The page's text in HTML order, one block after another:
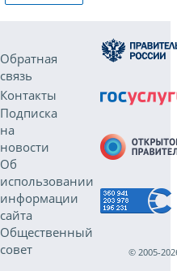
Обратная
связь
Контакты
Подписка
на
новости
Об
использовании
информации
сайта
Общественный
совет
© 2005-